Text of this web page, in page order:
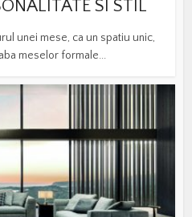
SI STIL
unei mese, ca un spatiu unic,
meselor formale...